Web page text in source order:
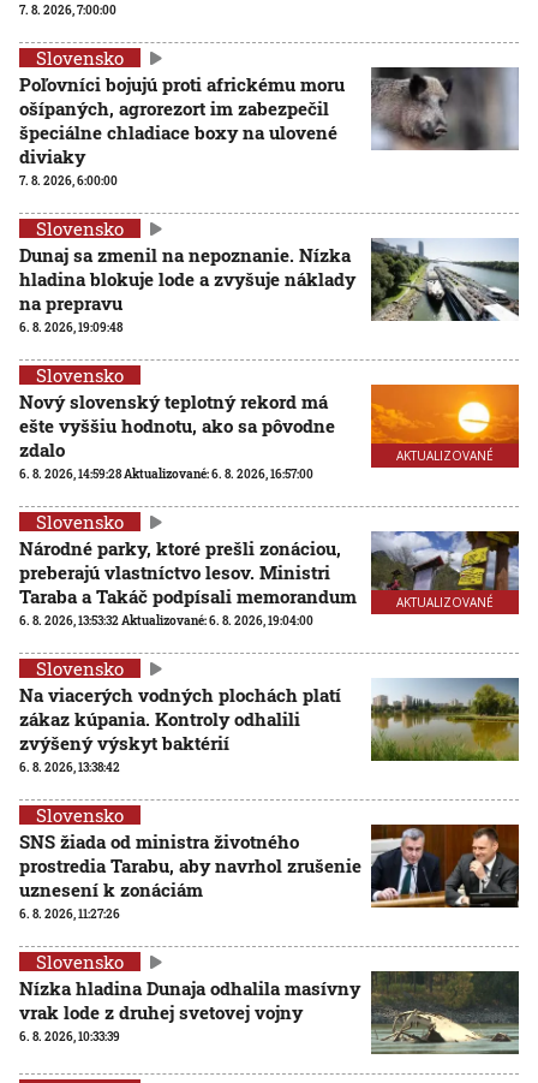
7. 8. 2026, 7:00:00
Slovensko
Poľovníci bojujú proti africkému moru
ošípaných, agrorezort im zabezpečil
špeciálne chladiace boxy na ulovené
diviaky
7. 8. 2026, 6:00:00
Slovensko
Dunaj sa zmenil na nepoznanie. Nízka
hladina blokuje lode a zvyšuje náklady
na prepravu
6. 8. 2026, 19:09:48
AKTUALIZOVANÉ
Slovensko
Nový slovenský teplotný rekord má
ešte vyššiu hodnotu, ako sa pôvodne
zdalo
6. 8. 2026, 14:59:28Aktualizované:6. 8. 2026, 16:57:00
AKTUALIZOVANÉ
Slovensko
Národné parky, ktoré prešli zonáciou,
preberajú vlastníctvo lesov. Ministri
Taraba a Takáč podpísali memorandum
6. 8. 2026, 13:53:32Aktualizované:6. 8. 2026, 19:04:00
Slovensko
Na viacerých vodných plochách platí
zákaz kúpania. Kontroly odhalili
zvýšený výskyt baktérií
6. 8. 2026, 13:38:42
Slovensko
SNS žiada od ministra životného
prostredia Tarabu, aby navrhol zrušenie
uznesení k zonáciám
6. 8. 2026, 11:27:26
Slovensko
Nízka hladina Dunaja odhalila masívny
vrak lode z druhej svetovej vojny
6. 8. 2026, 10:33:39